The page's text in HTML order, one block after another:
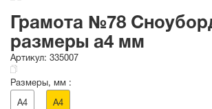
Грамота №78
размеры a4 мм
Артикул: 335007
Размеры, мм :
A4 A4